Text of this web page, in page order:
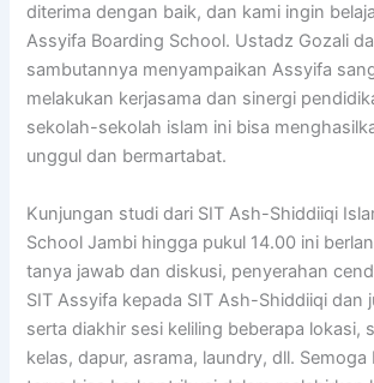
diterima dengan baik, dan kami ingin
Assyifa Boarding School. Ustadz Gozali
sambutannya menyampaikan Assyifa
melakukan kerjasama dan sinergi
sekolah-sekolah islam ini bisa
unggul dan bermartabat.
Kunjungan studi dari SIT Ash-Shiddiiqi
School Jambi hingga pukul 14.00 ini
tanya jawab dan diskusi, penyerahan
SIT Assyifa kepada SIT Ash-Shiddiiqi dan
serta diakhir sesi keliling beberapa lokasi,
kelas, dapur, asrama, laundry, dll.